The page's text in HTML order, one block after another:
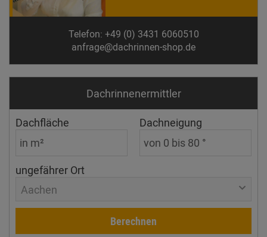
Telefon: +49 (0) 3431 6060510
anfrage@dachrinnen-shop.de
Dachrinnen­ermittler
Dachfläche Dachneigung
ungefährer Ort
Aachen
Berechnen